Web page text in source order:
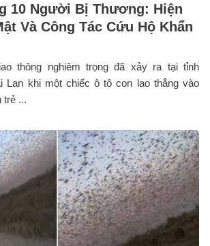
10 Người Bị Thương: Hiện
Và Công Tác Cứu Hộ Khẩn
thông nghiêm trọng đã xảy ra tại tỉnh
Lan khi một chiếc ô tô con lao thẳng vào
trẻ ...